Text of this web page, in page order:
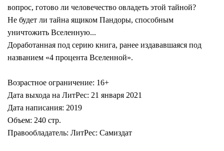
вопрос, готово ли человечество овладеть этой тайной?
Не будет ли тайна ящиком Пандоры, способным
уничтожить Вселенную...
Доработанная под серию книга, ранее издававшаяся под
названием «4 процента Вселенной».
Возрастное ограничение: 16+
Дата выхода на ЛитРес: 21 января 2021
Дата написания: 2019
Объем: 240 стр.
Правообладатель: ЛитРес: Самиздат